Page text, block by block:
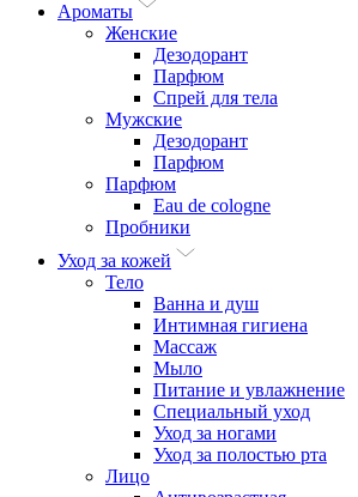
Ароматы
Женские
Дезодорант
Парфюм
Спрей для тела
Мужские
Дезодорант
Парфюм
Парфюм
Eau de cologne
Пробники
Уход за кожей
Тело
Ванна и душ
Интимная гигиена
Массаж
Мыло
Питание и увлажнение
Специальный уход
Уход за ногами
Уход за полостью рта
Лицо